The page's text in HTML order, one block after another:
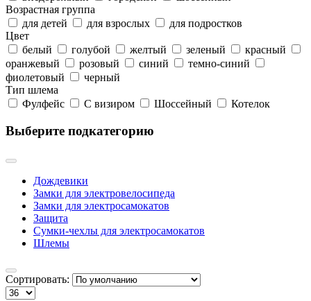
Возрастная группа
для детей
для взрослых
для подростков
Цвет
белый
голубой желтый зеленый
красный
оранжевый
розовый синий
темно-синий
фиолетовый
черный
Тип шлема
Фулфейс
С визиром Шоссейный Котелок
Выберите подкатегорию
Дождевики
Замки для электровелосипеда
Замки для электросамокатов
Защита
Сумки-чехлы для электросамокатов
Шлемы
Сортировать: